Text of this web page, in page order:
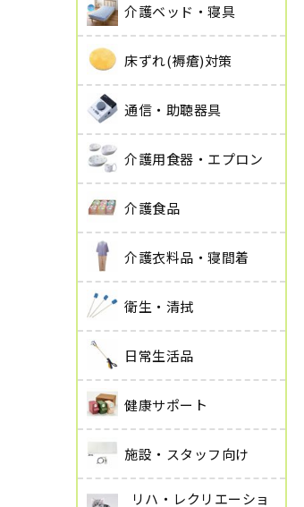
介護ベッド・寝具
床ずれ(褥瘡)対策
通信・助聴器具
介護用食器・エプロン
介護食品
介護衣料品・寝間着
衛生・清拭
日常生活品
健康サポート
施設・スタッフ向け
リハ・レクリエーショ